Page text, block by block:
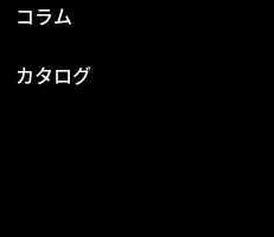
コラム
カタログ